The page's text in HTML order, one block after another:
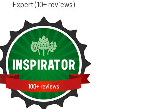
Expert (10+ reviews)